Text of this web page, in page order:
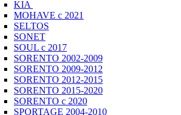
KIA
MOHAVE с 2021
SELTOS
SONET
SOUL с 2017
SORENTO 2002-2009
SORENTO 2009-2012
SORENTO 2012-2015
SORENTO 2015-2020
SORENTO с 2020
SPORTAGE 2004-2010